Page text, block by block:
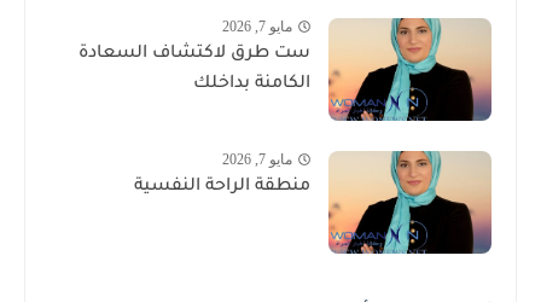
مايو 7, 2026
ست طرق لاكتشاف السعادة
الكامنة بداخلك
مايو 7, 2026
منطقة الراحة النفسية